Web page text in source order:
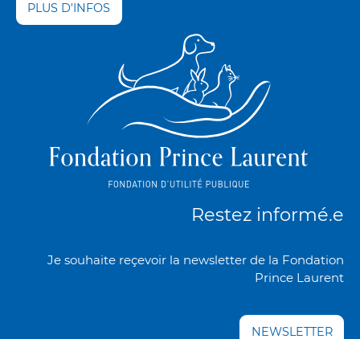
PLUS D'INFOS
Restez informé.e
Je souhaite reçevoir la newsletter de la Fondation
Prince Laurent
NEWSLETTER